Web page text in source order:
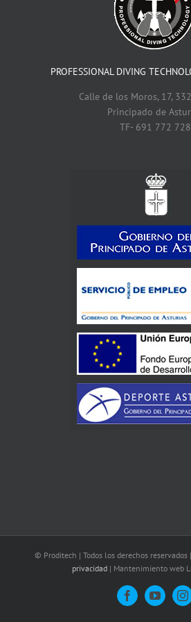
PROFESSIONAL DIVING
Calle de los Moros, 17,
Principado de
TF- 691 772 728
© Proditech | Todos los derechos reservados |
privacidad| Mantenimiento web
Facebook